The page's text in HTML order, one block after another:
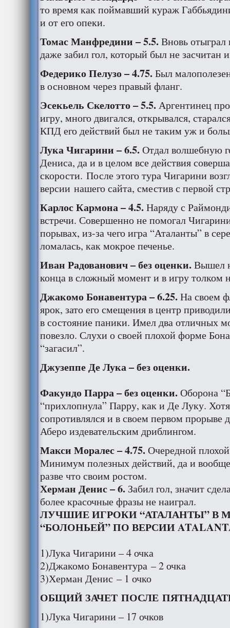
то время как поймавший кураж
и от его опеки.
Томас Манфредини – 5.5.Вновь отыграл
даже забил гол, который был не засчитан
Федерико Пелузо – 4.75.Был
в основном через правый фланг.
Эсекьель Скелотто – 5.5.Аргентинец
игру, много двигался, открывался,
КПД его действий был не таким уж и
Лука Чигарини – 6.5.Отдал волшебную
Дениса, да и в целом все действия
скорости. После этого тура Чигарини
версии нашего сайта, сместив с первой
Карлос Кармона – 4.5.Наряду с
встречи. Совершенно не помогал
порывах, из-за чего игра “Аталанты” в
ломалась, как мокрое печенье.
Иван Радованович – без оценки.Вышел
конца в сложный момент и в игру толком
Джакомо Бонавентура – 6.25.На своем
ярок, зато его смещения в центр
в состояние паники. Имел два отличных
повезло. Слухи о своей плохой форме
“загасил”.
Джузеппе Де Лука – без оценки.
Факундо Парра – без оценки.Оборона
“прихлопнула” Парру, как и Де Луку.
сопротивлялся и в своем первом прорыве
Аберо издевательским дриблингом.
Макси Моралес – 4.75.Очередной
Минимум полезных действий, да и
разве что своим ростом.
Херман Денис – 6.Забил гол, значит
более красочные фразы не наиграл.
ЛУЧШИЕ ИГРОКИ “АТАЛАНТЫ” В
“БОЛОНЬЕЙ” ПО ВЕРСИИ
1)Лука Чигарини – 4 очка
2)Джакомо Бонавентура – 2 очка
3)Херман Денис – 1 очко
ОБЩИЙ ЗАЧЕТ ПОСЛЕ
1)Лука Чигарини – 17 очков